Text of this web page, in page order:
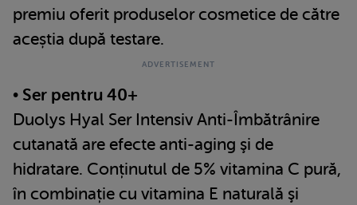
premiu oferit produselor cosmetice de către
aceștia după testare.
• Ser pentru 40+
Duolys Hyal Ser Intensiv Anti-Îmbătrânire
cutanată are efecte anti-aging şi de
hidratare. Conținutul de 5% vitamina C pură,
în combinație cu vitamina E naturală şi